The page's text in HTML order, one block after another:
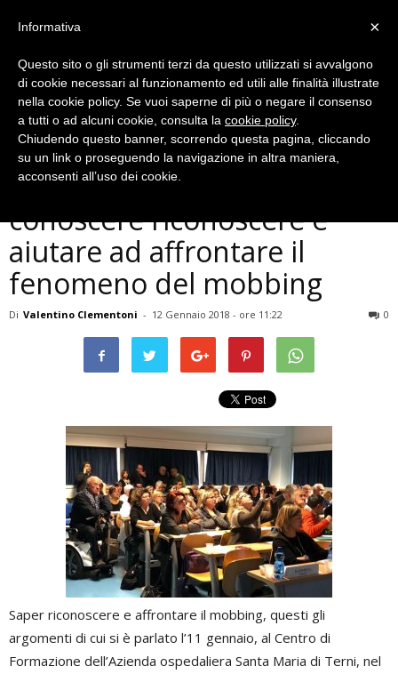
Cronaca
Ospedale di Terni,
conoscere riconoscere e
aiutare ad affrontare il
fenomeno del mobbing
Di Valentino Clementoni - 12 Gennaio 2018 - ore 11:22 0
Saper riconoscere e affrontare il mobbing, questi gli
argomenti di cui si è parlato l’11 gennaio, al Centro di
Formazione dell’Azienda ospedaliera Santa Maria di Terni, nel
×
Informativa
Questo sito o gli strumenti terzi da questo utilizzati si avvalgono
di cookie necessari al funzionamento ed utili alle finalità illustrate
nella cookie policy. Se vuoi saperne di più o negare il consenso
a tutti o ad alcuni cookie, consulta la cookie policy.
Chiudendo questo banner, scorrendo questa pagina, cliccando
su un link o proseguendo la navigazione in altra maniera,
acconsenti all’uso dei cookie.